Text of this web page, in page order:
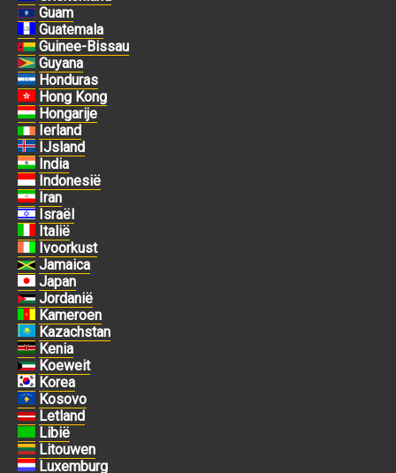
Guam
Guatemala
Guinee-Bissau
Guyana
Honduras
Hong Kong
Hongarije
Ierland
IJsland
India
Indonesië
Iran
Israël
Italië
Ivoorkust
Jamaica
Japan
Jordanië
Kameroen
Kazachstan
Kenia
Koeweit
Korea
Kosovo
Letland
Libië
Litouwen
Luxemburg